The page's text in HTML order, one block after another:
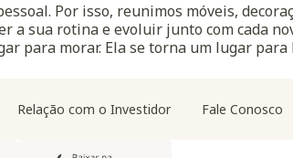
Por isso, reunimos móveis,
a sua rotina e evoluir junto com cada
para morar. Ela se torna um lugar para
rodapé
Relação com o Investidor Fale Conosco